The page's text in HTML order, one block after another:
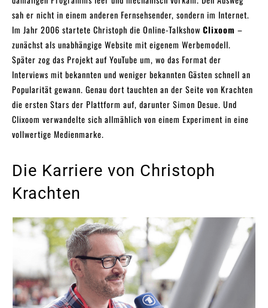
sah er nicht in einem anderen Fernsehsender, sondern im Internet.
Im Jahr 2006 startete Christoph die Online-Talkshow Clixoom –
zunächst als unabhängige Website mit eigenem Werbemodell.
Später zog das Projekt auf YouTube um, wo das Format der
Interviews mit bekannten und weniger bekannten Gästen schnell an
Popularität gewann. Genau dort tauchten an der Seite von Krachten
die ersten Stars der Plattform auf, darunter Simon Desue. Und
Clixoom verwandelte sich allmählich von einem Experiment in eine
vollwertige Medienmarke.
Die Karriere von Christoph
Krachten